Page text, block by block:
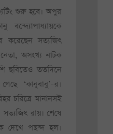
শুরু হবে। অপুর
বন্দ্যোপাধ্যায়কে
করেছেন সত্যজিৎ
অসংখ্য নাটক
ছবিতেও ততদিনে
‘কানুবাবু’-র।
চরিত্রে মানানসই
রায়। শেষে
দেখে পছন্দ হল।